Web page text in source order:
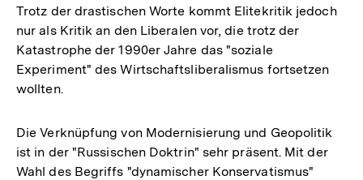
Trotz der drastischen Worte kommt Elitekritik jedoch
nur als Kritik an den Liberalen vor, die trotz der
Katastrophe der 1990er Jahre das "soziale
Experiment" des Wirtschaftsliberalismus fortsetzen
wollten.
Die Verknüpfung von Modernisierung und Geopolitik
ist in der "Russischen Doktrin" sehr präsent. Mit der
Wahl des Begriffs "dynamischer Konservatismus"